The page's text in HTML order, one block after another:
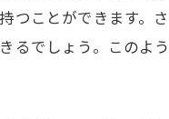
説明会
学習塾
つことができます。
るでしょう。このよ